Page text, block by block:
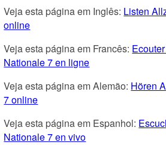
Veja esta página em Inglês: Listen
online
Veja esta página em Francês:
Nationale 7 en ligne
Veja esta página em Alemão: Hören
7 online
Veja esta página em Espanhol:
Nationale 7 en vivo